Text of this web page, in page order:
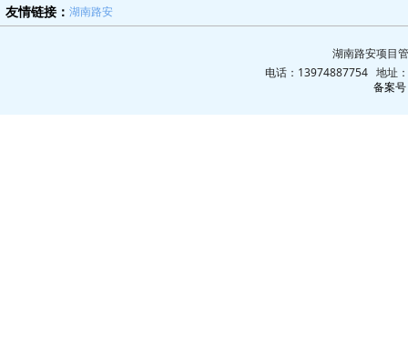
湖南路安项目
电话：13974887754 地址
备案
友情链接： 湖南路安